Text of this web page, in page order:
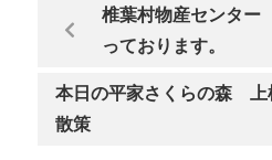
椎葉村物産センタ
っております。
本日の平家さくらの森 上
散策